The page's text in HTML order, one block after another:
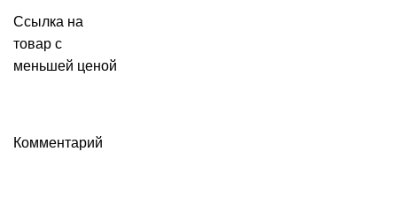
Ссылка на
товар с
меньшей ценой
Комментарий